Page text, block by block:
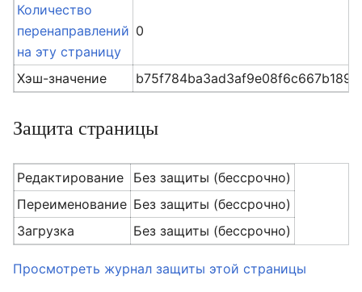
Количество
перенаправлений
на эту страницу
0
Хэш-значение
Защита страницы
Редактирование
Без защиты (бессрочно)
Переименование Без защиты (бессрочно)
Загрузка
Без защиты (бессрочно)
Просмотреть журнал защиты этой страницы